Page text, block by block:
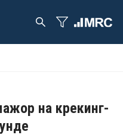
на крекинг-